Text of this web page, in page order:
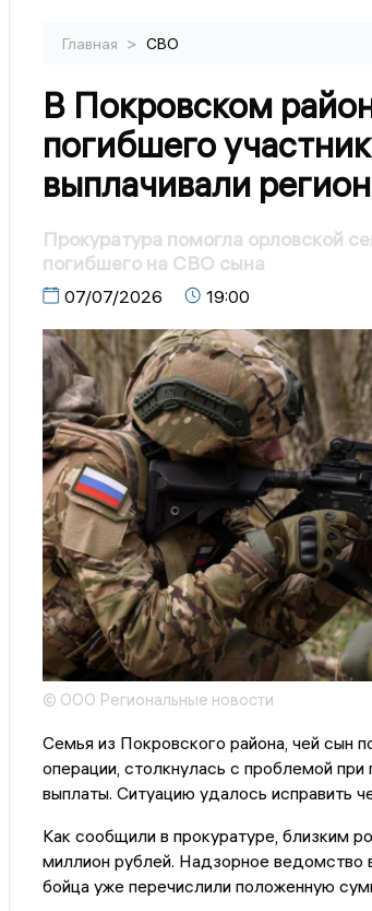
Главная > СВО
В Покровском
погибшего
выплачивали
Прокуратура помогла орловской
погибшего на СВО сына
07/07/2026 19:00
© ООО Региональные новости
Семья из Покровского района, чей сын
операции, столкнулась с проблемой
выплаты. Ситуацию удалось исправить
Как сообщили в прокуратуре, близким
миллион рублей. Надзорное
бойца уже перечислили положенную